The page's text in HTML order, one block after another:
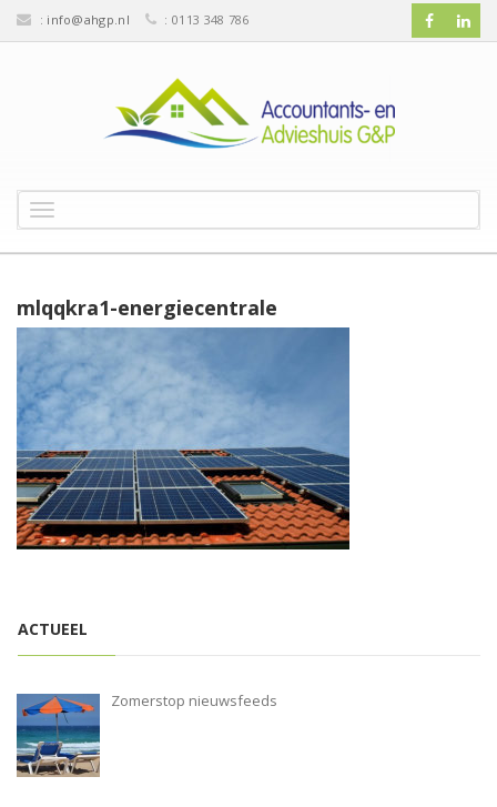
: info@ahgp.nl : 0113 348 786
o
g
l
e
v
a
t
i
o
n
mlqqkra1-energiecentrale
ACTUEEL
Zomerstop nieuwsfeeds